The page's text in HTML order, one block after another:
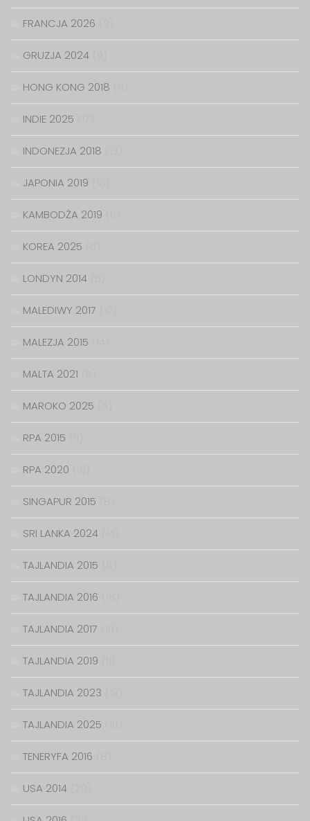
FRANCJA 2026
GRUZJA 2024
HONG KONG 2018
INDIE 2025
INDONEZJA 2018
JAPONIA 2019
KAMBODŻA 2019
KOREA 2025
LONDYN 2014
MALEDIWY 2017
MALEZJA 2015
MALTA 2021
MAROKO 2025
RPA 2015
RPA 2020
SINGAPUR 2015
SRI LANKA 2024
TAJLANDIA 2015
TAJLANDIA 2016
TAJLANDIA 2017
TAJLANDIA 2019
TAJLANDIA 2023
TAJLANDIA 2025
TENERYFA 2016
USA 2014